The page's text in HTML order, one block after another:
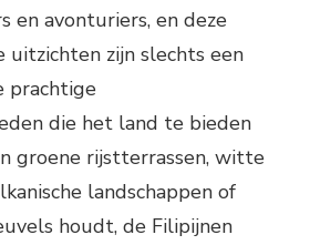
en avonturiers, en deze
uitzichten zijn slechts een
prachtige
die het land te bieden
groene rijstterrassen, witte
landschappen of
houdt, de Filipijnen